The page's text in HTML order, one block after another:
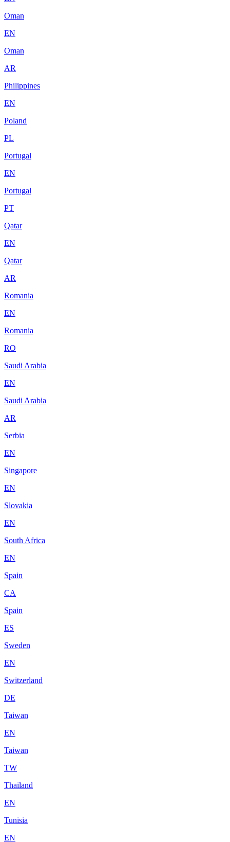
Oman
EN
Oman
AR
Philippines
EN
Poland
PL
Portugal
EN
Portugal
PT
Qatar
EN
Qatar
AR
Romania
EN
Romania
RO
Saudi Arabia
EN
Saudi Arabia
AR
Serbia
EN
Singapore
EN
Slovakia
EN
South Africa
EN
Spain
CA
Spain
ES
Sweden
EN
Switzerland
DE
Taiwan
EN
Taiwan
TW
Thailand
EN
Tunisia
EN